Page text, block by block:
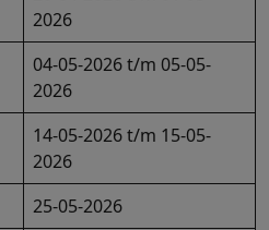
2026
04-05-2026 t/m 05-05-
2026
14-05-2026 t/m 15-05-
2026
25-05-2026